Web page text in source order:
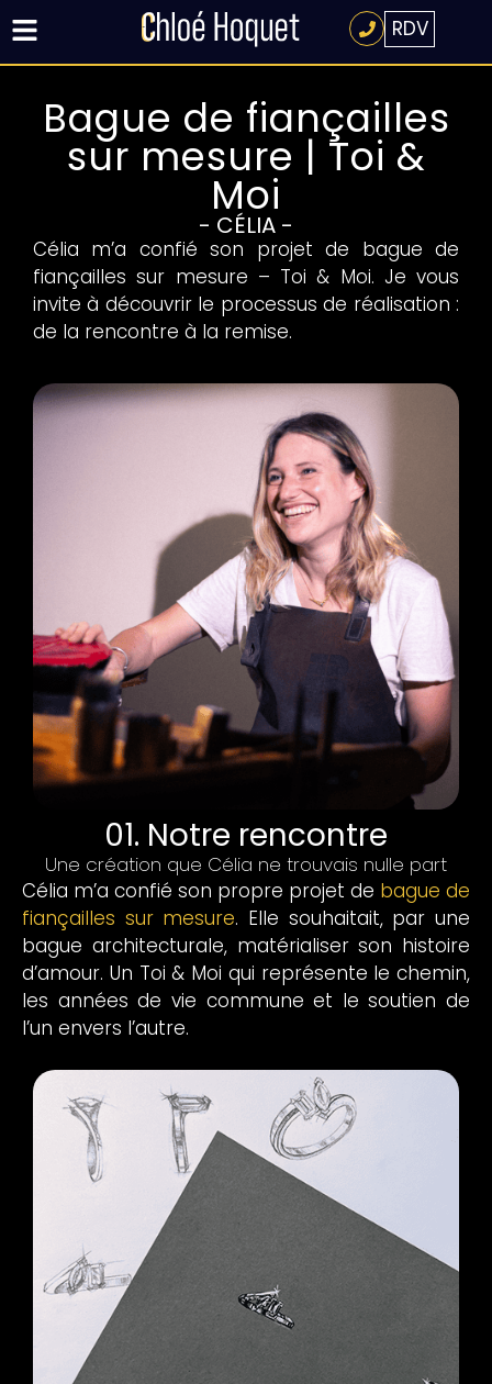
RDV
Bague de fiançailles
sur mesure | Toi &
Moi
- CÉLIA -
Célia m’a confié son projet de bague de
fiançailles sur mesure – Toi & Moi. Je vous
invite à découvrir le processus de réalisation :
de la rencontre à la remise.
01. Notre rencontre
Une création que Célia ne trouvais nulle part
Célia m’a confié son propre projet de bague de
fiançailles sur mesure. Elle souhaitait, par une
bague architecturale, matérialiser son histoire
d’amour. Un Toi & Moi qui représente le chemin,
les années de vie commune et le soutien de
l’un envers l’autre.